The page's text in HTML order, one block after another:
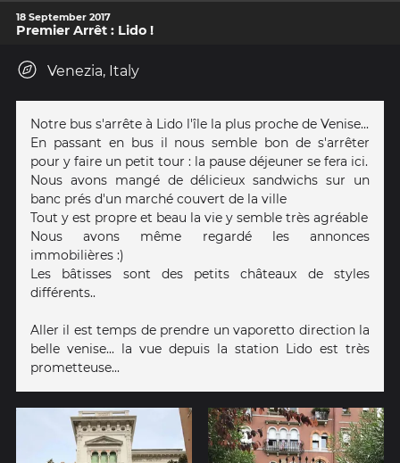
18 September 2017
Premier Arrêt : Lido !
Venezia, Italy
Notre bus s'arrête à Lido l'île la plus proche de Venise...
En passant en bus il nous semble bon de s'arrêter
pour y faire un petit tour : la pause déjeuner se fera ici.
Nous avons mangé de délicieux sandwichs sur un
banc prés d'un marché couvert de la ville
Tout y est propre et beau la vie y semble très agréable
Nous avons même regardé les annonces
immobilières :)
Les bâtisses sont des petits châteaux de styles
différents..
Aller il est temps de prendre un vaporetto direction la
belle venise... la vue depuis la station Lido est très
prometteuse...